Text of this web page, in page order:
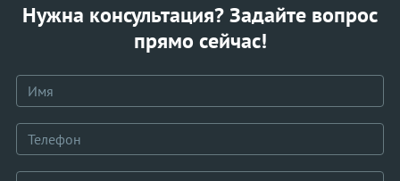
Нужна консультация? Задайте вопрос
прямо сейчас!